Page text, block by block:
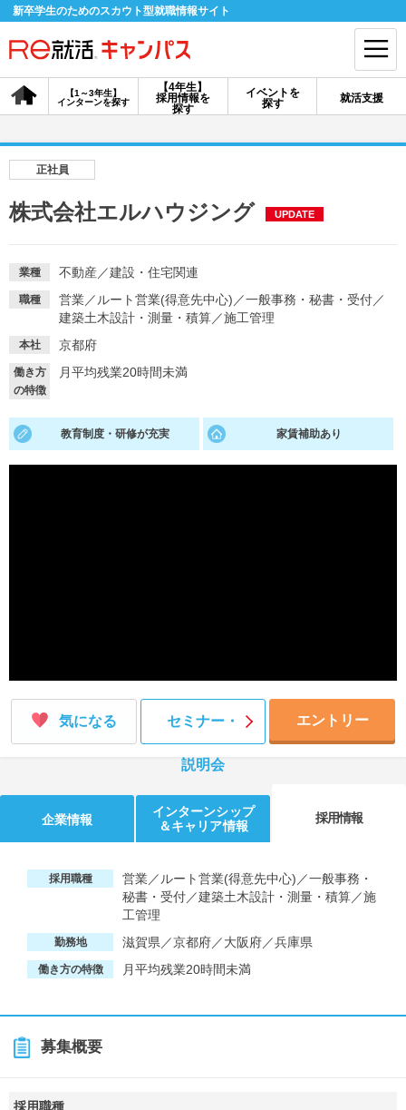
新卒学生のためのスカウト型就職情報サイト
【4年生】
採用情報を
探す
【1～3年生】
インターンを探す
イベントを
探す
就活支援
会員登録 ログイン
採用情報を探す
説明会を探す
就活ノウハウ・サポート
就活支援
就活ノウハウが満載！
就活コラム
お役立ち記事・相談室など
正社員
株式会社エルハウジング UPDATE
業種 不動産／建設・住宅関連
職種 営業／ ルート営業(得意先中心) ／一般事務・秘書・受付／
建築土木設計・測量・積算／施工管理
本社 京都府
働き方
の特徴
月平均残業20時間未満
教育制度・研修が充実 家賃補助あり
気になる セミナー・
説明会
エントリー
企業情報
インターンシップ
＆キャリア情報
採用情報
採用職種
営業／ルート営業(得意先中心)／一般事務・
秘書・受付／建築土木設計・測量・積算／施
工管理
勤務地 滋賀県／京都府／大阪府／兵庫県
働き方の特徴 月平均残業20時間未満
募集概要
採用職種